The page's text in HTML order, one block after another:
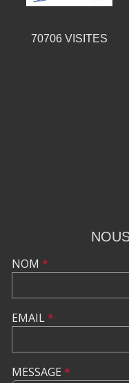
70706VISITES
NOM *
EMAIL*
MESSAGE *